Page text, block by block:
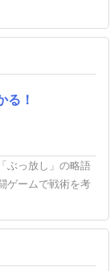
る！
ぶっ放し」の略語
ゲームで戦術を考